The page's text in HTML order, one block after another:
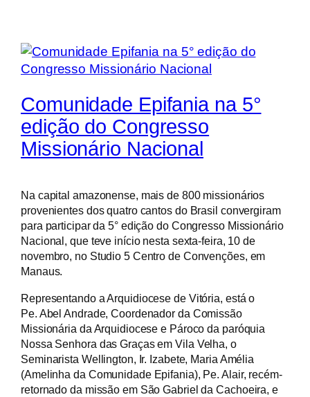
Comunidade Epifania na 5°
edição do Congresso
Missionário Nacional
Na capital amazonense, mais de 800 missionários
provenientes dos quatro cantos do Brasil convergiram
para participar da 5° edição do Congresso Missionário
Nacional, que teve início nesta sexta-feira, 10 de
novembro, no Studio 5 Centro de Convenções, em
Manaus.
Representando a Arquidiocese de Vitória, está o
Pe. Abel Andrade, Coordenador da Comissão
Missionária da Arquidiocese e Pároco da paróquia
Nossa Senhora das Graças em Vila Velha, o
Seminarista Wellington, Ir. Izabete, Maria Amélia
(Amelinha da Comunidade Epifania), Pe. Alair, recém-
retornado da missão em São Gabriel da Cachoeira, e